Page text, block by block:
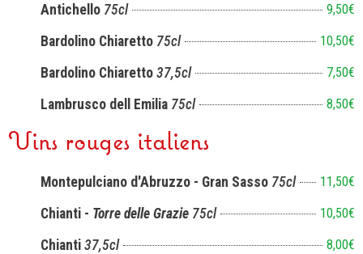
Antichello 75cl 9,50€
Bardolino Chiaretto 75cl 10,50€
Bardolino Chiaretto 37,5cl 7,50€
Lambrusco dell Emilia 75cl 8,50€
Vins rouges italiens
Montepulciano d'Abruzzo - Gran Sasso 75cl 11,50€
Chianti - Torre delle Grazie 75cl 10,50€
Chianti 37,5cl 8,00€